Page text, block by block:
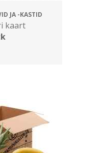
JA -KASTID
kaart